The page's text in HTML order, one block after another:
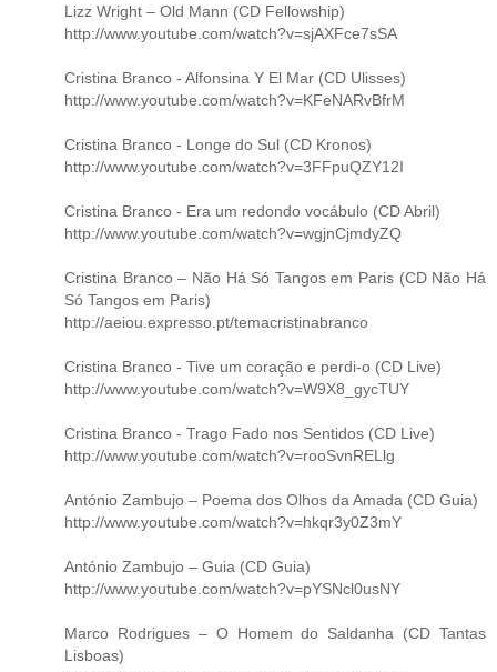
Lizz Wright – Old Mann (CD Fellowship)
http://www.youtube.com/watch?v=sjAXFce7sSA
Cristina Branco - Alfonsina Y El Mar (CD Ulisses)
http://www.youtube.com/watch?v=KFeNARvBfrM
Cristina Branco - Longe do Sul (CD Kronos)
http://www.youtube.com/watch?v=3FFpuQZY12I
Cristina Branco - Era um redondo vocábulo (CD Abril)
http://www.youtube.com/watch?v=wgjnCjmdyZQ
Cristina Branco – Não Há Só Tangos em Paris (CD Não Há
Só Tangos em Paris)
http://aeiou.expresso.pt/temacristinabranco
Cristina Branco - Tive um coração e perdi-o (CD Live)
http://www.youtube.com/watch?v=W9X8_gycTUY
Cristina Branco - Trago Fado nos Sentidos (CD Live)
http://www.youtube.com/watch?v=rooSvnRELlg
António Zambujo – Poema dos Olhos da Amada (CD Guia)
http://www.youtube.com/watch?v=hkqr3y0Z3mY
António Zambujo – Guia (CD Guia)
http://www.youtube.com/watch?v=pYSNcl0usNY
Marco Rodrigues – O Homem do Saldanha (CD Tantas
Lisboas)